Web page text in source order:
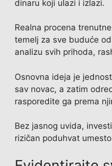
dinaru koji ulazi i izlazi.
Realna procena
temelj za sve buduće
analizu svih prihoda,
Osnovna ideja je
sav novac, a zatim
rasporedite ga prema
Bez jasnog uvida,
rizičan poduhvat